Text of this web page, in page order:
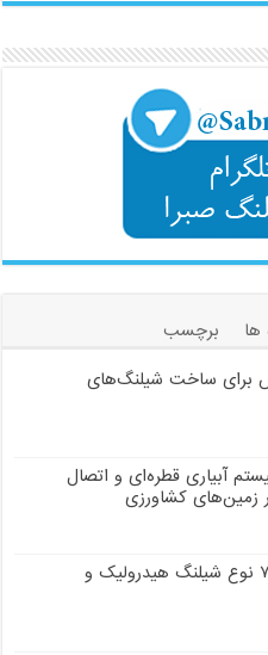
ها
برچسب
برای ساخت شیلنگ‌های
آبیاری قطره‌ای و اتصال
زمین‌های کشاورزی
عنوان: آشنایی با ۷ نوع شیلنگ هیدرولیک و